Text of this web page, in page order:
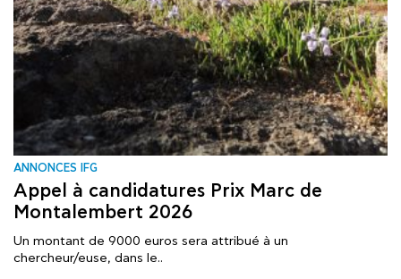
ANNONCES IFG
Appel à candidatures Prix Marc de
Montalembert 2026
Un montant de 9000 euros sera attribué à un
chercheur/euse, dans le..